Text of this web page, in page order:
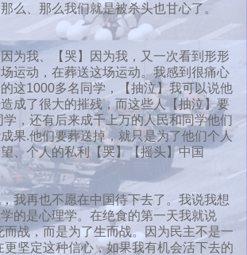
么、那么我们就是被杀头也甘心了。
为我、【哭】因为我，又一次看到形形
运动，在葬送这场运动。我感到很痛心
这1000多名同学，【抽泣】我可以说他
成了很大的摧残，而这些人【抽泣】要
，还有后来成千上万的人民和同学他们
果.他们要葬送掉，就只是为了他们个人
、个人的私利【哭】【摇头】中国
我再也不愿在中国待下去了。我说我想
的是心理学。在绝食的第一天我就说
而战，而是为了生而战。因为民主不是一
更坚定这种信心，如果我有机会活下去的